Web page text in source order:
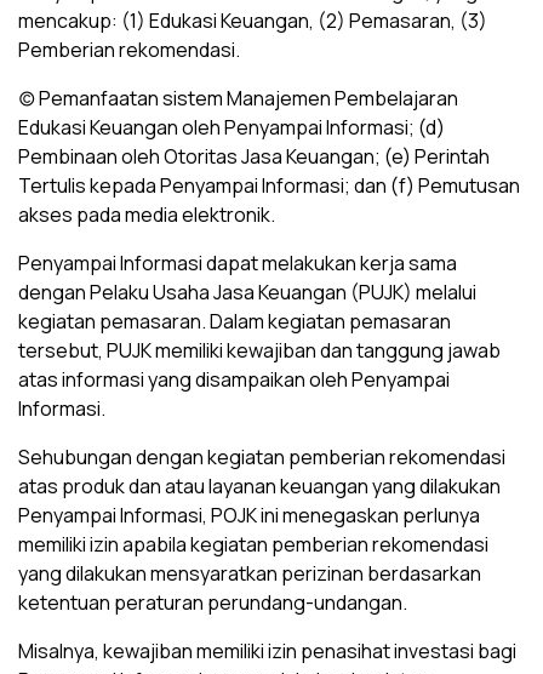
mencakup: (1) Edukasi Keuangan, (2) Pemasaran, (3)
Pemberian rekomendasi.
(c) Pemanfaatan sistem Manajemen Pembelajaran
Edukasi Keuangan oleh Penyampai Informasi; (d)
Pembinaan oleh Otoritas Jasa Keuangan; (e) Perintah
Tertulis kepada Penyampai Informasi; dan (f) Pemutusan
akses pada media elektronik.
Penyampai Informasi dapat melakukan kerja sama
dengan Pelaku Usaha Jasa Keuangan (PUJK) melalui
kegiatan pemasaran. Dalam kegiatan pemasaran
tersebut, PUJK memiliki kewajiban dan tanggung jawab
atas informasi yang disampaikan oleh Penyampai
Informasi.
Sehubungan dengan kegiatan pemberian rekomendasi
atas produk dan atau layanan keuangan yang dilakukan
Penyampai Informasi, POJK ini menegaskan perlunya
memiliki izin apabila kegiatan pemberian rekomendasi
yang dilakukan mensyaratkan perizinan berdasarkan
ketentuan peraturan perundang-undangan.
Misalnya, kewajiban memiliki izin penasihat investasi bagi